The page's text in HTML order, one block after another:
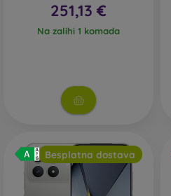
251,13 €
Na zalihi 1 komada
Besplatna dostava